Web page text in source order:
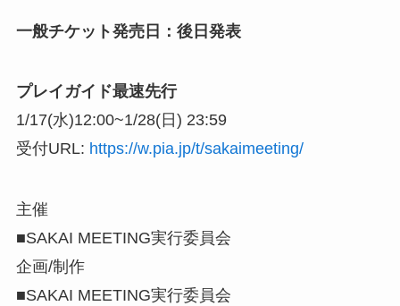
一般チケット発売日：後日発表
プレイガイド最速先行
1/17(水)12:00~1/28(日) 23:59
受付URL: https://w.pia.jp/t/sakaimeeting/
主催
■SAKAI MEETING実行委員会
企画/制作
■SAKAI MEETING実行委員会